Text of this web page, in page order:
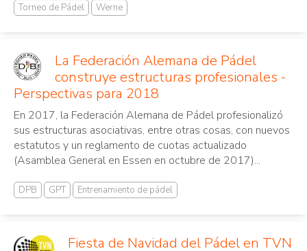
Torneo de Pádel Werne
La Federación Alemana de Pádel
construye estructuras profesionales -
Perspectivas para 2018
En 2017, la Federación Alemana de Pádel profesionalizó
sus estructuras asociativas, entre otras cosas, con nuevos
estatutos y un reglamento de cuotas actualizado
(Asamblea General en Essen en octubre de 2017)...
DPB GPT Entrenamiento de pádel
Fiesta de Navidad del Pádel en TVN